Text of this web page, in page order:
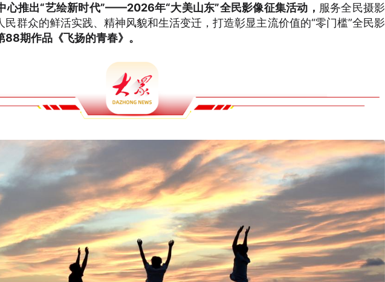
心推出“艺绘新时代”——2026年“大美山东”全民影像征集活动， 服务全民摄影
群众的鲜活实践、精神风貌和生活变迁，打造彰显主流价值的“零门槛”全民影
88期作品《飞扬的青春》。